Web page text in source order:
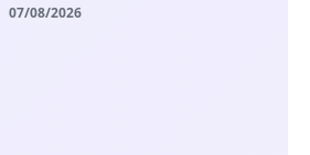
07/08/2026